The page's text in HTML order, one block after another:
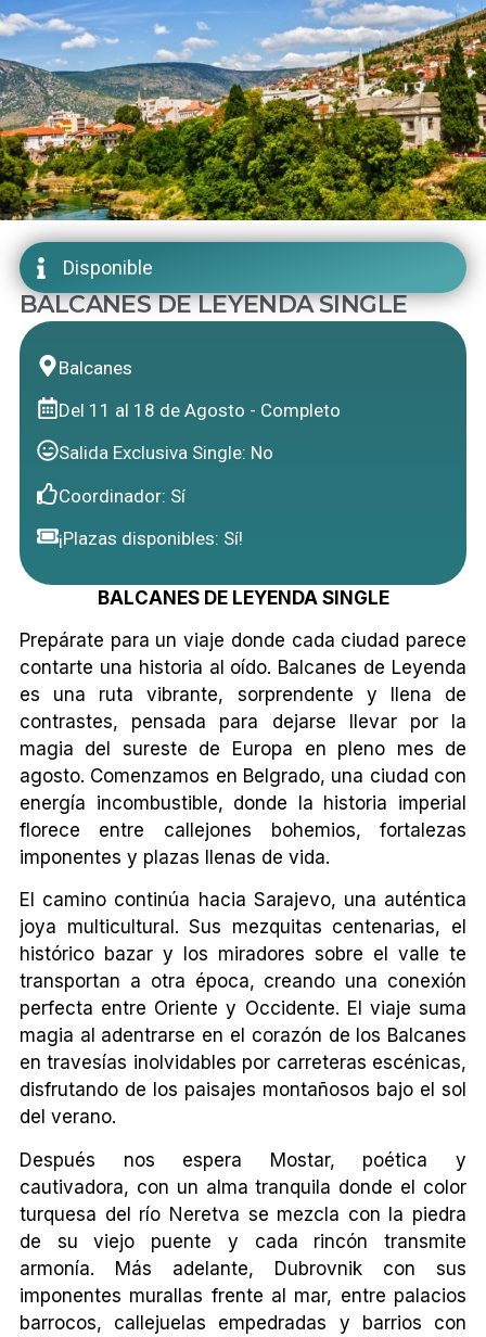
Disponible
BALCANES DE LEYENDA SINGLE
Balcanes
Del 11 al 18 de Agosto - Completo
Salida Exclusiva Single: No
Coordinador: Sí
¡Plazas disponibles: Sí!
BALCANES DE LEYENDA SINGLE
Prepárate para un viaje donde cada ciudad parece
contarte una historia al oído. Balcanes de Leyenda
es una ruta vibrante, sorprendente y llena de
contrastes, pensada para dejarse llevar por la
magia del sureste de Europa en pleno mes de
agosto. Comenzamos en Belgrado, una ciudad con
energía incombustible, donde la historia imperial
florece entre callejones bohemios, fortalezas
imponentes y plazas llenas de vida.
El camino continúa hacia Sarajevo, una auténtica
joya multicultural. Sus mezquitas centenarias, el
histórico bazar y los miradores sobre el valle te
transportan a otra época, creando una conexión
perfecta entre Oriente y Occidente. El viaje suma
magia al adentrarse en el corazón de los Balcanes
en travesías inolvidables por carreteras escénicas,
disfrutando de los paisajes montañosos bajo el sol
del verano.
Después nos espera Mostar, poética y
cautivadora, con un alma tranquila donde el color
turquesa del río Neretva se mezcla con la piedra
de su viejo puente y cada rincón transmite
armonía. Más adelante, Dubrovnik con sus
imponentes murallas frente al mar, entre palacios
barrocos, callejuelas empedradas y barrios con